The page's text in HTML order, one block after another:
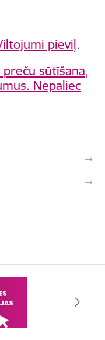
pieviļ.
sūtīšana,
Nepaliec